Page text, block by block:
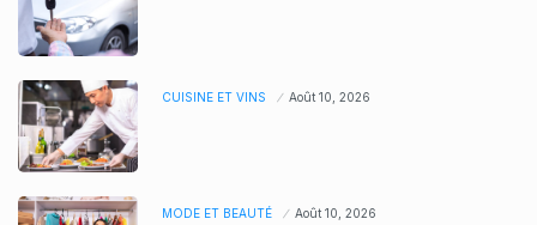
CUISINE ET VINS Août 10, 2026
MODE ET BEAUTÉ Août 10, 2026